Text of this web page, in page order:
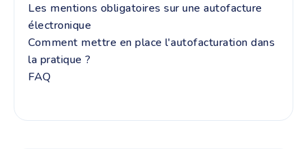
Les mentions obligatoires sur une autofacture
électronique
Comment mettre en place l'autofacturation dans
la pratique ?
FAQ